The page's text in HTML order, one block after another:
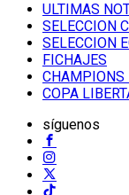
ULTIMAS
SELECCION
SELECCION
FICHAJES
CHAMPIONS
COPA
síguenos